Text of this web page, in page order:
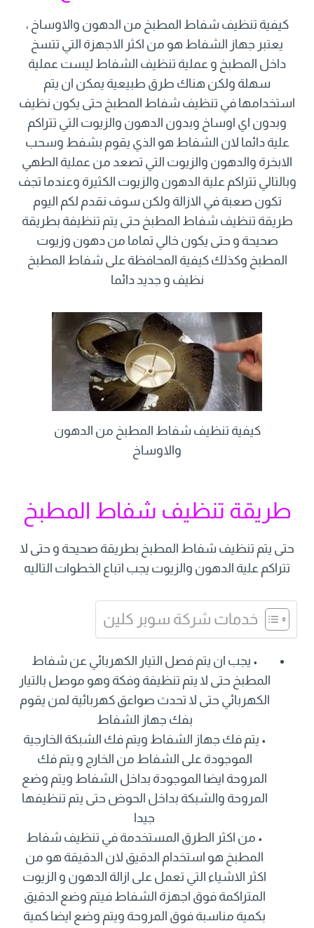
كيفية تنظيف شفاط المطبخ من الدهون والاوساخ ،
يعتبر جهاز الشفاط هو من اكثر الاجهزة التي تتسخ
داخل المطبخ و عملية تنظيف الشفاط ليست عملية
سهلة ولكن هناك طرق طبيعية يمكن ان يتم
استخدامها في تنظيف شفاط المطبخ حتى يكون نظيف
وبدون اي اوساخ وبدون الدهون والزيوت التي تتراكم
علية دائما لان الشفاط هو الذي يقوم بشفط وسحب
الابخرة والدهون والزيوت التي تصعد من عملية الطهي
وبالتالي تتراكم علية الدهون والزيوت الكثيرة وعندما تجف
تكون صعبة في الازالة ولكن سوف نقدم لكم اليوم
طريقة تنظيف شفاط المطبخ حتى يتم تنظيفة بطريقة
صحيحة و حتى يكون خالي تماما من دهون وزيوت
المطبخ وكذلك كيفية المحافظة على شفاط المطبخ
نظيف و جديد دائما
كيفية تنظيف شفاط المطبخ من الدهون
والاوساخ
طريقة تنظيف شفاط المطبخ
حتى يتم تنظيف شفاط المطبخ بطريقة صحيحة و حتى لا
تتراكم علية الدهون والزيوت يجب اتباع الخطوات التاليه
خدمات شركة سوبر كلين
• يجب ان يتم فصل التيار الكهربائي عن شفاط
المطبخ حتى لا يتم تنظيفة وفكة وهو موصل بالتيار
الكهربائي حتى لا تحدث صواعق كهربائية لمن يقوم
بفك جهاز الشفاط
• يتم فك جهاز الشفاط ويتم فك الشبكة الخارجية
الموجودة على الشفاط من الخارج و يتم فك
المروحة ايضا الموجودة بداخل الشفاط ويتم وضع
المروحة والشبكة بداخل الحوض حتى يتم تنظيفها
جيدا
• من اكثر الطرق المستخدمة في تنظيف شفاط
المطبخ هو استخدام الدقيق لان الدقيقة هو من
اكثر الاشياء التي تعمل على ازالة الدهون و الزيوت
المتراكمة فوق اجهزة الشفاط فيتم وضع الدقيق
بكمية مناسبة فوق المروحة ويتم وضع ايضا كمية